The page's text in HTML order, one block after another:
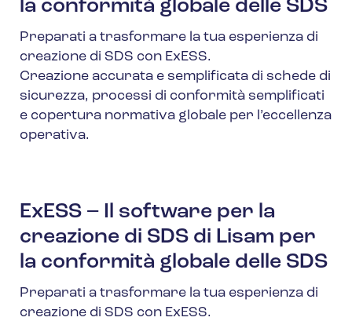
la conformità globale delle SDS
Preparati a trasformare la tua esperienza di
creazione di SDS con ExESS.
Creazione accurata e semplificata di schede di
sicurezza, processi di conformità semplificati
e copertura normativa globale per l’eccellenza
operativa.
ExESS – Il software per la
creazione di SDS di Lisam per
la conformità globale delle SDS
Preparati a trasformare la tua esperienza di
creazione di SDS con ExESS.